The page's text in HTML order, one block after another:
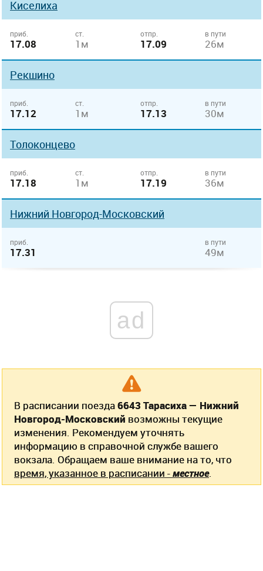
Киселиха
приб.
17.08
ст.
1м
отпр.
17.09
в пути
26м
Рекшино
приб.
17.12
ст.
1м
отпр.
17.13
в пути
30м
Толоконцево
приб.
17.18
ст.
1м
отпр.
17.19
в пути
36м
Нижний Новгород-Московский
приб.
17.31
в пути
49м
ad
В расписании поезда6643 Тарасиха — Нижний
Новгород-Московский возможны текущие
изменения. Рекомендуем уточнять
информацию в справочной службе вашего
вокзала. Обращаем ваше внимание на то, что
время, указанное в расписании -местное.